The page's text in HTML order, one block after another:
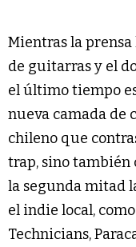
Mientras la
de guitarras y el
el último tiempo
nueva camada de
chileno que
trap, sino también
la segunda mitad
el indie local,
Technicians,